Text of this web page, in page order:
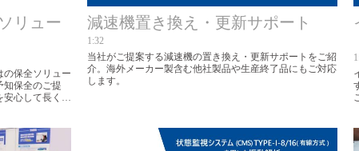
リュー
の保全ソリュー
知保全のご提
心して長くお
減速機置き換え・更新サポート
1:32
当社がご提案する減速機の置き換え・更新サポートをご紹
介。海外メーカー製含む他社製品や生産終了品にもご対応
します。